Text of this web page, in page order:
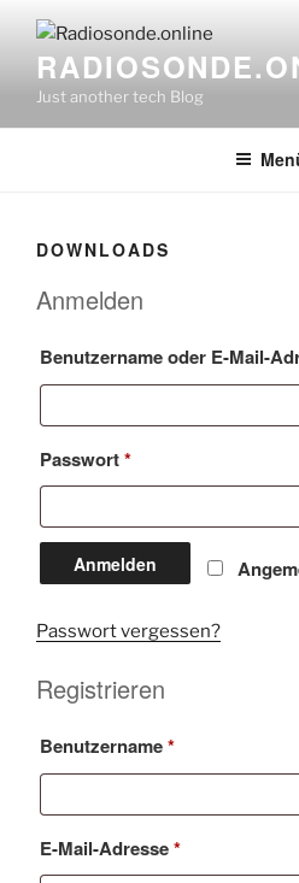
Inhalt
springen
Just another tech Blog
DOWNLOADS
Anmelden
Benutzername oder E-Mail-
Passwort*Erforderlich
Anmelden
Passwort vergessen?
Registrieren
Benutzername*Erforderlich
E-Mail-Adresse*Erforderlich